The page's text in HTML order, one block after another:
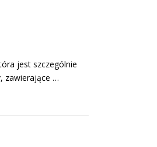
jest szczególnie
zawierające …